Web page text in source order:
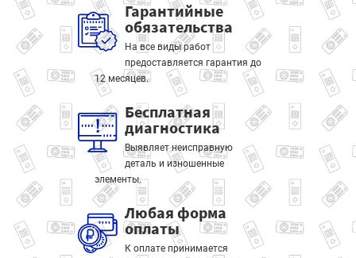
Гарантийные
обязательства
На все виды работ
предоставляется гарантия до
12 месяцев.
Бесплатная
диагностика
Выявляет неисправную
деталь и изношенные
элементы.
Любая форма
оплаты
К оплате принимается